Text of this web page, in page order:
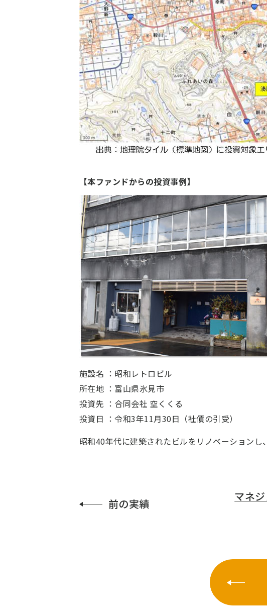
【本ファンドからの投資事例】
施設名 ： 昭和レトロビル
所在地 ： 富山県氷見市
投資先 ： 合同会社 空くくる
投資日 ：令和3年11月30日（社債の引受）
昭和40年代に建築されたビルをリノベーションし
前の実績
マネ